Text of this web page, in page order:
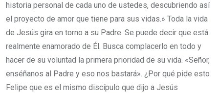
historia personal de cada uno de ustedes, descubriendo así
el proyecto de amor que tiene para sus vidas.» Toda la vida
de Jesús gira en torno a su Padre. Se puede decir que está
realmente enamorado de Él. Busca complacerlo en todo y
hacer de su voluntad la primera prioridad de su vida. «Señor,
enséñanos al Padre y eso nos bastará». ¿Por qué pide esto
Felipe que es el mismo discípulo que dijo a Jesús